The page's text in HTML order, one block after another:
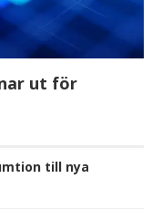
ut för
till nya